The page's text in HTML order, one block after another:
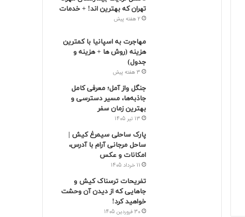
تهران که بهترین‌ اند! + خدمات
2 هفته پیش
مهاجرت به اسپانیا با کمترین
هزینه (روش ها + هزینه و
جدول)
3 هفته پیش
جنگل واز آمل؛ معرفی کامل
جاذبه‌ها، مسیر دسترسی و
بهترین زمان سفر
13 تیر 1405
پارک ساحلی سیمرغ کیش |
ساحل مرجانی آرام با آدرس،
امکانات و عکس
11 خرداد 1405
تفریحات ترسناک کیش و
جاهایی که از دیدن آن وحشت
خواهید کرد!
30 فروردین 1405